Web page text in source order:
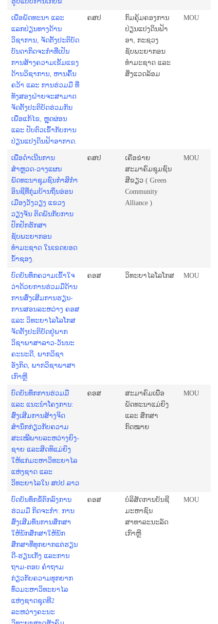
ເພື່ອພັດທະນາ ແລະ
ແລກປ່ຽນທາງດ້ານ
ວິຊາການ, ຈັດຕັ້ງປະຕິບັດ
ບັນດາກິດຈະກຳທີ່ເປັນ
ການສ້າງຄວາມເຂັ້ມແຂງ
ດ້ານວິຊາການ, ຫານຄົ້ນ
ຄວ້າ ແລະ ການຮ່ວມມື ທີ່
ທັງສອງຝ່າຍຈະສາມາດ
ຈັດຕັ້ງປະຕິບັດຮ່ວມກັນ
ເພື່ອແກ້ໄຂ, ຫຼຸດຜ່ອນ
ແລະ ປັບຕົວເຂົ້າກັບການ
ປ່ຽນແປງດິນຟ້າອາກາດ.
ຄສປ
ກົມຄຸ້ມຄອງການ
ປ່ຽນແປງດິນຟ້າ
ອາ, ກະຊວງ
ຊັບພະຍາກອນ
ທຳມະຊາດ ແລະ
ສິ່ງແວດລ້ອມ
MOU
ເພື່ອດຳເນີນການ
ສຳຫຼວດ-ວາງແຜນ
ພັດທະນາຊຸມຊົນກຳສິກຳ
ອິນຊີທີ່ກຸ່ມບ້ານຖິ່ນອ່ອນ
ເມືອງວັງວຽງ ແຂວງ
ວຽງຈັນ ຕິດພັນກັບການ
ປົກປັກຮັກສາ
ຊັບພະຍາກອນ
ທຳມະຊາດ ໃນເຂດຍອດ
ນໍ້າຊອງ.
ຄສປ
ເຄືອຂ່າຍ
ສະມາຄົມຊຸມຊົນ
ສີຂຽວ ( Green
Community
Alliance )
MOU
ບົດບັນທຶກຄວາມເຂົ້າໃຈ
ວ່າດ້ວຍການຮ່ວມມືດ້ານ
ການສົ່ງເສີມການຮຽນ-
ການສອນລະຫວ່າງ ຄອສ
ແລະ ວິທະຍາໄລໂລໂກສ
ຈັດຕັ້ງປະຕິບັດຢູ່ພາກ
ວິຊາພາສາລາວ-ວັນນະ
ຄະນະດີ, ພາກວິຊາ
ອັງກິດ, ພາກວິຊາພາສາ
ເກົາຫຼີ
ຄອສ ວິທະຍາໄລໂລໂກສ MOU
ບົດບັນທຶກການຮ່ວມມື
ແລະ ແນະນຳໂຄງການ:
ສົ່ງເສີມການສ້າງຈິດ
ສຳນຶກກ່ຽວກັບຄວາມ
ສະເໝີພາບລະຫວ່າງຍິງ-
ຊາຍ ແລະສິດທິແມ່ຍິງ
ໃຫ້ແກ່ມະຫາວິທະຍາໄລ
ແຫ່ງຊາດ ແລະ
ວິທະຍາໄລໃນ ສປປ.ລາວ
ຄອສ
ສະມາຄົມເພື່ອ
ພັດທະນາແມ່ຍິງ
ແລະ ສຶກສາ
ກົດໝາຍ
MOU
ບົດບັນທຶກຂໍ້ຕົກລົງການ
ຮ່ວມມື ກິດຈະກຳ: ການ
ສົ່ງເສີມທຶນການສຶກສາ
ໃຫ້ນັກສຶກສາໃຫ້ນັກ
ສຶກສາທີ່ທຸກຍາກແຕ່ຮຽນ
ດີ-ຮຽນເກັ່ງ ແລະການ
ຖາມ-ຕອບ ຄໍາຖາມ
ກ່ຽວກັບຄວາມທຸກຍາກ
ທົ່ວມະຫາວິທະຍາໄລ
ແຫ່ງຊາດຊຸດທີ2
ລະຫວ່າງຄະນະ
ຄອສ
ບໍລິສັດການບັນຊີ
ມະຫາຊົນ
ສາທາລະນະລັດ
ເກົາຫຼີ
MOU